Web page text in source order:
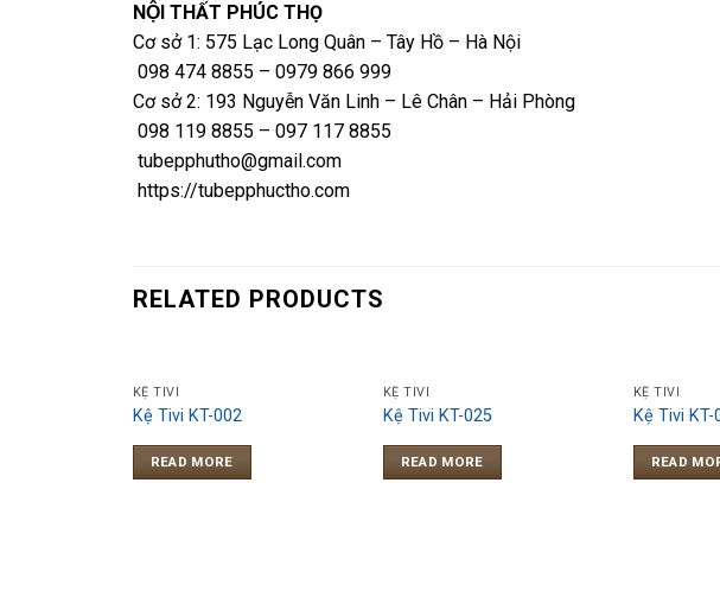
NỘI THẤT PHÚC THỌ
Cơ sở 1: 575 Lạc Long Quân – Tây Hồ – Hà Nội
098 474 8855 – 0979 866 999
Cơ sở 2: 193 Nguyễn Văn Linh – Lê Chân – Hải Phòng
098 119 8855 – 097 117 8855
tubepphutho@gmail.com
https://tubepphuctho.com
RELATED PRODUCTS
KỆ TIVI
Kệ Tivi KT-002
READ MORE
KỆ TIVI
Kệ Tivi KT-025
READ MORE
KỆ TIVI
Kệ Tivi KT-
READ